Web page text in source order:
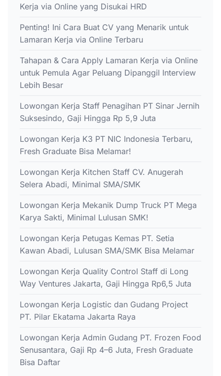
Kerja via Online yang Disukai HRD
Penting! Ini Cara Buat CV yang Menarik untuk
Lamaran Kerja via Online Terbaru
Tahapan & Cara Apply Lamaran Kerja via Online
untuk Pemula Agar Peluang Dipanggil Interview
Lebih Besar
Lowongan Kerja Staff Penagihan PT Sinar Jernih
Suksesindo, Gaji Hingga Rp 5,9 Juta
Lowongan Kerja K3 PT NIC Indonesia Terbaru,
Fresh Graduate Bisa Melamar!
Lowongan Kerja Kitchen Staff CV. Anugerah
Selera Abadi, Minimal SMA/SMK
Lowongan Kerja Mekanik Dump Truck PT Mega
Karya Sakti, Minimal Lulusan SMK!
Lowongan Kerja Petugas Kemas PT. Setia
Kawan Abadi, Lulusan SMA/SMK Bisa Melamar
Lowongan Kerja Quality Control Staff di Long
Way Ventures Jakarta, Gaji Hingga Rp6,5 Juta
Lowongan Kerja Logistic dan Gudang Project
PT. Pilar Ekatama Jakarta Raya
Lowongan Kerja Admin Gudang PT. Frozen Food
Senusantara, Gaji Rp 4–6 Juta, Fresh Graduate
Bisa Daftar